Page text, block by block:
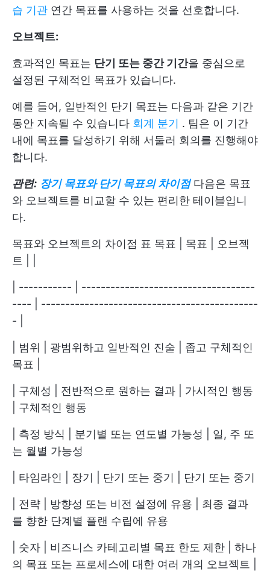
습 기관 연간 목표를 사용하는 것을 선호합니다.
오브젝트:
효과적인 목표는 단기 또는 중간 기간을 중심으로
설정된 구체적인 목표가 있습니다.
예를 들어, 일반적인 단기 목표는 다음과 같은 기간
동안 지속될 수 있습니다 회계 분기 . 팀은 이 기간
내에 목표를 달성하기 위해 서둘러 회의를 진행해야
합니다.
관련: 장기 목표와 단기 목표의 차이점다음은 목표
와 오브젝트를 비교할 수 있는 편리한 테이블입니
다.
목표와 오브젝트의 차이점 표 목표 | 목표 | 오브젝
트 | |
| ----------- | ------------------------------------
---- | ---------------------------------------------
- |
| 범위 | 광범위하고 일반적인 진술 | 좁고 구체적인
목표 |
| 구체성 | 전반적으로 원하는 결과 | 가시적인 행동
| 구체적인 행동
| 측정 방식 | 분기별 또는 연도별 가능성 | 일, 주 또
는 월별 가능성
| 타임라인 | 장기 | 단기 또는 중기 | 단기 또는 중기
| 전략 | 방향성 또는 비전 설정에 유용 | 최종 결과
를 향한 단계별 플랜 수립에 유용
| 숫자 | 비즈니스 카테고리별 목표 한도 제한 | 하나
의 목표 또는 프로세스에 대한 여러 개의 오브젝트 |